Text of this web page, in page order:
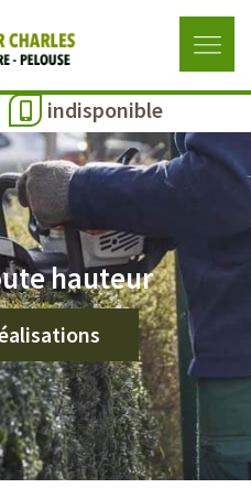
indisponible
hauteur